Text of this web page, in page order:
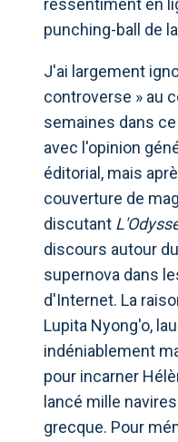
ressentiment en
punching-ball de
J'ai largement
controverse » au
semaines dans
avec l'opinion
éditorial, mais
couverture de
discutant
discours autour
supernova dans
d'Internet. La
Lupita Nyong'o,
indéniablement
pour incarner
lancé mille
grecque. Pour